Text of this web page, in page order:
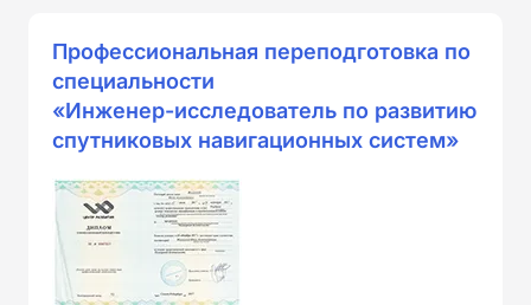
Профессиональная переподготовка по
специальности
«Инженер-исследователь по развитию
спутниковых навигационных систем»